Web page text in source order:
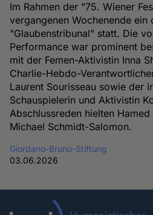
Im Rahmen der "75. Wiener
vergangenen Wochenende ein
"Glaubenstribunal" statt. Die
Performance war prominent
mit der Femen-Aktivistin Inna
Charlie-Hebdo-
Laurent Sourisseau sowie der
Schauspielerin und Aktivistin
Abschlussreden hielten
Michael Schmidt-Salomon.
Giordano-Bruno-Stiftung
03.06.2026